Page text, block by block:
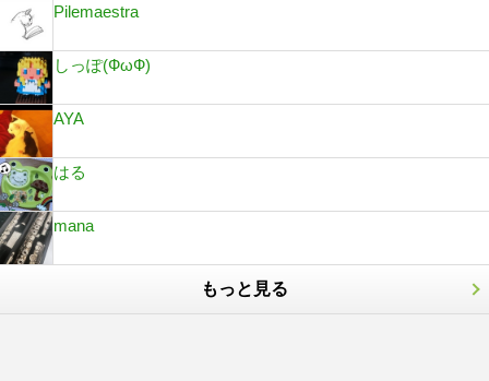
Pilemaestra
しっぽ(ФωФ)
AYA
はる
mana
もっと見る